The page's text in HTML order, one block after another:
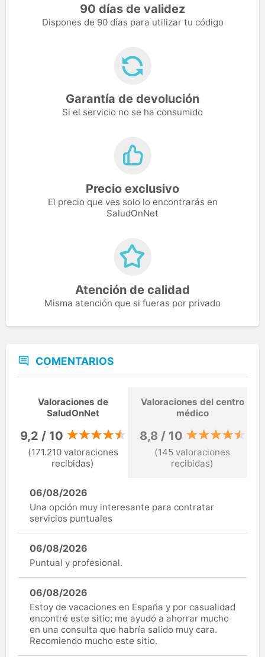
90 días de validez
Dispones de 90 días para utilizar tu código
Garantía de devolución
Si el servicio no se ha consumido
Precio exclusivo
El precio que ves solo lo encontrarás en
SaludOnNet
Atención de calidad
Misma atención que si fueras por privado
COMENTARIOS
Valoraciones de
SaludOnNet
9,2 / 10
(171.210 valoraciones
recibidas)
Valoraciones del centro
médico
8,8 / 10
(145 valoraciones
recibidas)
06/08/2026
Una opción muy interesante para contratar
servicios puntuales
06/08/2026
Puntual y profesional.
06/08/2026
Estoy de vacaciones en España y por casualidad
encontré este sitio; me ayudó a ahorrar mucho
en una consulta que habría salido muy cara.
Recomiendo mucho este sitio.